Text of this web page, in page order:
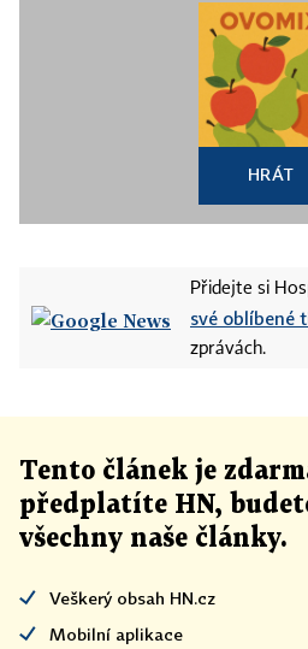
HRÁT
Přidejte si
své oblíbené
zprávách.
Tento článek je
předplatíte HN,
všechny naše články.
Veškerý obsah HN.cz
Mobilní aplikace